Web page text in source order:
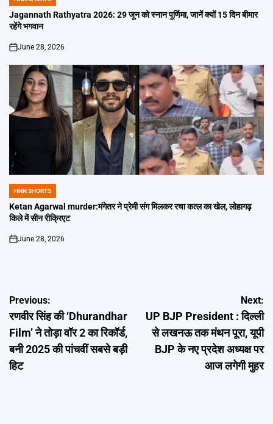
POSTED
IN
Jagannath Rathyatra 2026: 29 जून को स्नान पूर्णिमा, जानें क्यों 15 दिन बीमार
रहेंगे भगवान
on
June 28, 2026
POSTED
IN
HNN SHORTS
Ketan Agarwal murder:मंगेतर ने प्रेमी संग मिलकर रचा कत्ल का खेल, लोहागढ़
किले में सीन रीक्रिएट
on
June 28, 2026
Post
navigation
Previous:
रणवीर सिंह की ‘Dhurandhar
Film’ ने तोड़ा वॉर 2 का रिकॉर्ड,
बनी 2025 की पांचवीं सबसे बड़ी
हिट
Next:
UP BJP President : दिल्ली
से लखनऊ तक मंथन पूरा, यूपी
BJP के नए प्रदेश अध्यक्ष पर
आज लगेगी मुहर